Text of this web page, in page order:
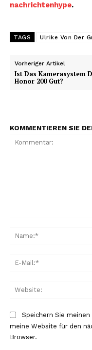
nachrichtenhype.
TAGS Ulrike Von Der
Vorheriger Artikel
Ist Das Kamerasystem
Honor 200 Gut?
KOMMENTIEREN SIE
Speichern Sie
meine Website für den
Browser.